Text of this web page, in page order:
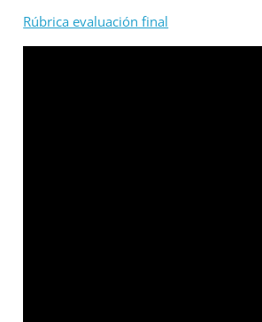
Rúbrica evaluación final